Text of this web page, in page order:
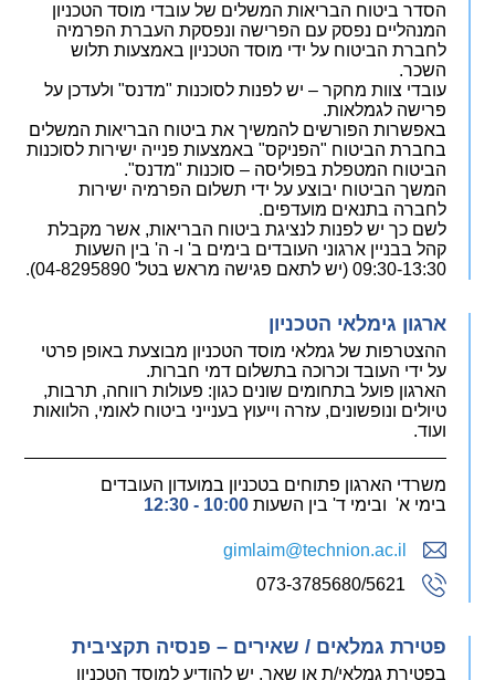
הסדר ביטוח הבריאות המשלים של עובדי מוסד הטכניון
המנהליים נפסק עם הפרישה ונפסקת העברת הפרמיה
לחברת הביטוח על ידי מוסד הטכניון באמצעות תלוש
השכר.
עובדי צוות מחקר – יש לפנות לסוכנות "מדנס" ולעדכן על
פרישה לגמלאות.
באפשרות הפורשים להמשיך את ביטוח הבריאות המשלים
בחברת הביטוח "הפניקס" באמצעות פנייה ישירות לסוכנות
הביטוח המטפלת בפוליסה – סוכנות "מדנס".
המשך הביטוח יבוצע על ידי תשלום הפרמיה ישירות
לחברה בתנאים מועדפים.
לשם כך יש לפנות לנציגת ביטוח הבריאות, אשר מקבלת
קהל בבניין ארגוני העובדים בימים ב' ו- ה' בין השעות
09:30-13:30 (יש לתאם פגישה מראש בטל' 04-8295890).
ארגון גימלאי הטכניון
ההצטרפות של גמלאי מוסד הטכניון מבוצעת באופן פרטי
על ידי העובד וכרוכה בתשלום דמי חברות.
הארגון פועל בתחומים שונים כגון: פעולות רווחה, תרבות,
טיולים ונופשונים, עזרה וייעוץ בענייני ביטוח לאומי, הלוואות
ועוד.
משרדי הארגון פתוחים בטכניון במועדון העובדים
בימי א' ובימי ד' בין השעות10:00 - 12:30
gimlaim@technion.ac.il
073-3785680/5621
פטירת גמלאים / שאירים – פנסיה תקציבית
בפטירת גמלאי/ת או שאר, יש להודיע למוסד הטכניון